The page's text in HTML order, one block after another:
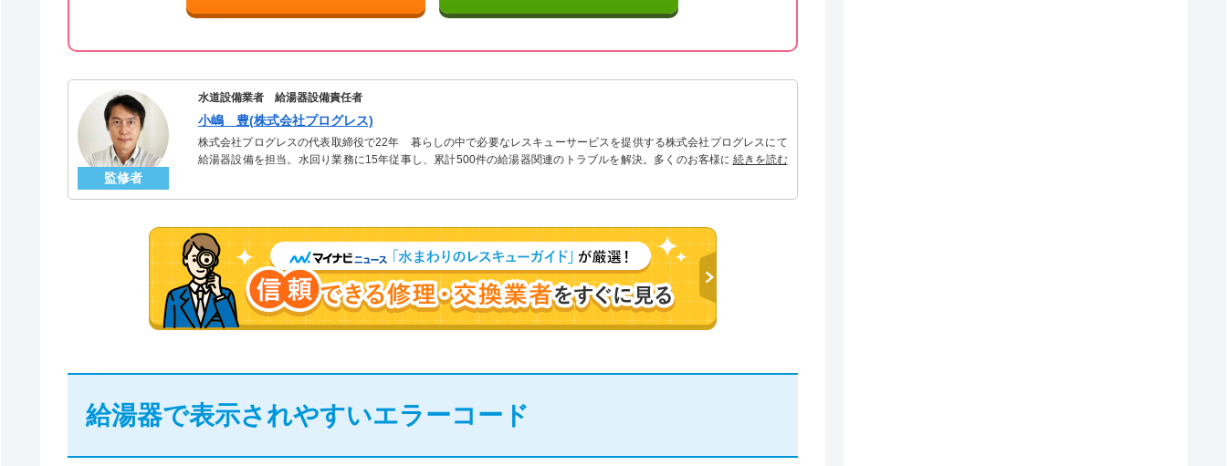
監修者
水道設備業者 給湯器設備責任者
小嶋 豊(株式会社プログレス)
株式会社プログレスの代表取締役で22年 暮らしの中で必要なレスキューサービスを提供する株式会社プログレスにて
給湯器設備を担当。水回り業務に15年従事し、累計500件の給湯器関連のトラブルを解決。多くのお客様に信頼される
続きを読む
給湯器で表示されやすいエラーコード